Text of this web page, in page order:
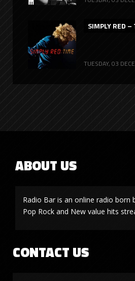
SIMPLY RED
TUESDAY, 03
ABOUT US
Radio Bar is an online radio born
Pop Rock and New value hits
CONTACT US